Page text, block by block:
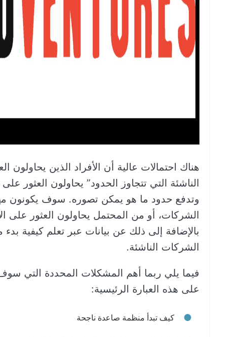
هناك احتمالات عالية أن الأفراد الذين يحاولون
الناشئة التي تتجاوز الحدود” يحاولون العثور
وتدفع حدود ما هو يمكن تصوره. سوف يكونون
الشركات، أو من المحتمل يحاولون العثور على
بالإضافة إلى ذلك عن بيانات عبر تعلم كيفية
الشركات الناشئة.
فيما يلي ربما أهم المشكلات المحددة التي
على هذه العبارة الرئيسية:
كيف تبدأ منظمة صاعدة ناجحة